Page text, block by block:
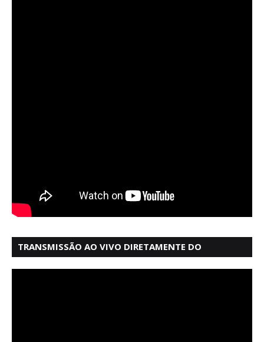
TRANSMISSÃO AO VIVO DIRETAMENTE DO